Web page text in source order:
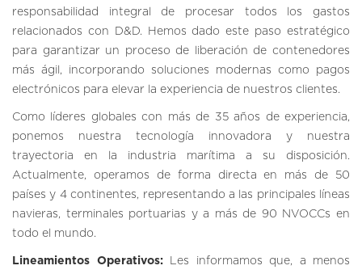
responsabilidad integral de procesar todos los gastos
relacionados con D&D. Hemos dado este paso estratégico
para garantizar un proceso de liberación de contenedores
más ágil, incorporando soluciones modernas como pagos
electrónicos para elevar la experiencia de nuestros clientes.
Como líderes globales con más de 35 años de experiencia,
ponemos nuestra tecnología innovadora y nuestra
trayectoria en la industria marítima a su disposición.
Actualmente, operamos de forma directa en más de 50
países y 4 continentes, representando a las principales líneas
navieras, terminales portuarias y a más de 90 NVOCCs en
todo el mundo.
Lineamientos Operativos:Les informamos que, a menos